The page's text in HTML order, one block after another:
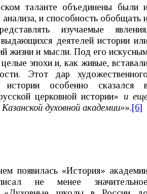
таланте объединены были
анализа, и способность обобщать
изучаемые
деятелей истории
жизни и мысли. Под его
эпохи и, как живые,
Этот дар
истории особенно сказался
церковной истории» и
духовной академии»».[6]
появилась «История»
не менее